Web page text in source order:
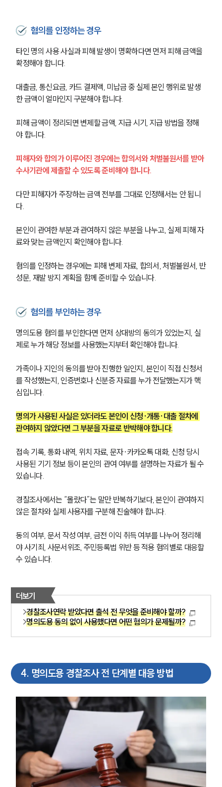
소식/자료
공지사항
법률 블로그
법률서식
세미나
대륜법률상담예약
대륜법률상담예약
혐의를 인정하는 경우
타인 명의 사용 사실과 피해 발생이 명확하다면 먼저 피해 금액을
확정해야 합니다.
대출금, 통신요금, 카드 결제액, 미납금 중 실제 본인 행위로 발생
한 금액이 얼마인지 구분해야 합니다.
피해 금액이 정리되면 변제할 금액, 지급 시기, 지급 방법을 정해
야 합니다.
피해자와 합의가 이루어진 경우에는 합의서와 처벌불원서를 받아
수사기관에 제출할 수 있도록 준비해야 합니다.
다만 피해자가 주장하는 금액 전부를 그대로 인정해서는 안 됩니
다.
본인이 관여한 부분과 관여하지 않은 부분을 나누고, 실제 피해 자
료와 맞는 금액인지 확인해야 합니다.
혐의를 인정하는 경우에는 피해 변제 자료, 합의서, 처벌불원서, 반
성문, 재발 방지 계획을 함께 준비할 수 있습니다.
혐의를 부인하는 경우
명의도용 혐의를 부인한다면 먼저 상대방의 동의가 있었는지, 실
제로 누가 해당 정보를 사용했는지부터 확인해야 합니다.
가족이나 지인의 동의를 받아 진행한 일인지, 본인이 직접 신청서
를 작성했는지, 인증번호나 신분증 자료를 누가 전달했는지가 핵
심입니다.
명의가 사용된 사실은 있더라도 본인이 신청·개통·대출 절차에
관여하지 않았다면 그 부분을 자료로 반박해야 합니다.
접속 기록, 통화 내역, 위치 자료, 문자·카카오톡 대화, 신청 당시
사용된 기기 정보 등이 본인의 관여 여부를 설명하는 자료가 될 수
있습니다.
경찰조사에서는 “몰랐다”는 말만 반복하기보다, 본인이 관여하지
않은 절차와 실제 사용자를 구분해 진술해야 합니다.
동의 여부, 문서 작성 여부, 금전 이익 취득 여부를 나누어 정리해
야 사기죄, 사문서위조, 주민등록법 위반 등 적용 혐의별로 대응할
수 있습니다.
더보기
경찰조사연락 받았다면 출석 전 무엇을 준비해야 할까?
명의도용 동의 없이 사용했다면 어떤 혐의가 문제될까?
4. 명의도용 경찰조사 전 단계별 대응 방법